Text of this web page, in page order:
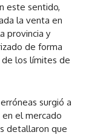
este sentido,
la venta en
provincia y
de forma
los límites de
surgió a
el mercado
detallaron que